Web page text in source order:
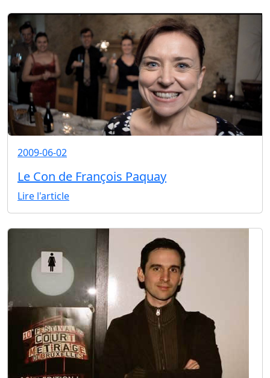
2009-06-02
Le Con de François Paquay
Lire l'article